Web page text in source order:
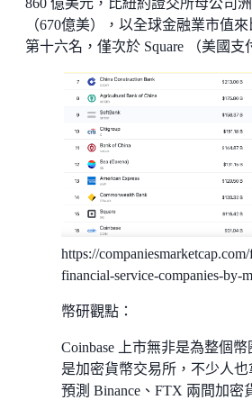
860 億美元，比紐約證交所母公司
（670億美），以全球金融業市值
第十六名，僅次於 Square （美國支
https://
financial-service-companies-by-
幣研觀點：
Coinbase 上市無非是為整個
是加密貨幣交易所，不少人也
預測 Binance、FTX 兩間加密